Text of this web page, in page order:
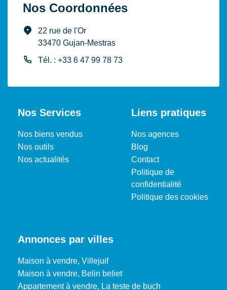
Nos Coordonnées
22 rue de l'Or
33470 Gujan-Mestras
Tél. : +33 6 47 99 78 73
Nos Services
Nos biens vendus
Nos outils
Nos actualités
Liens pratiques
Nos agences
Blog
Contact
Politique de
confidentialité
Politique des cookies
Annonces par villes
Maison à vendre, Villejuif
Maison à vendre, Belin beliet
Appartement à vendre, La teste de buch